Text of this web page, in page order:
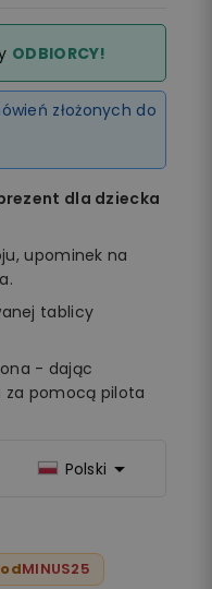
ODBIORCY!
złożonych do
dla dziecka
upominek na
tablicy
- dając
za pomocą pilota
Polski 
MINUS25